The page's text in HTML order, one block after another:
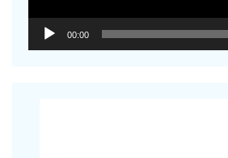
00:00